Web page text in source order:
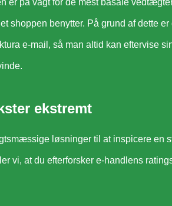
shoppen benytter. På grund af dette
e-mail, så man altid kan eftervise
ekstremt
løsninger til at inspicere en
vi, at du efterforsker e-handlens